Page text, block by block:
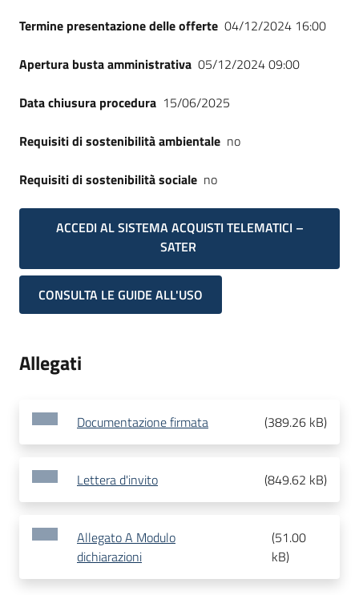
Termine presentazione delle offerte 04/12/2024 16:00
Apertura busta amministrativa 05/12/2024 09:00
Data chiusura procedura 15/06/2025
Requisiti di sostenibilità ambientale no
Requisiti di sostenibilità sociale no
ACCEDI AL SISTEMA ACQUISTI TELEMATICI –
SATER
CONSULTA LE GUIDE ALL'USO
Allegati
Documentazione firmata (389.26 kB)
Lettera d'invito (849.62 kB)
Allegato A Modulo
dichiarazioni
(51.00
kB)